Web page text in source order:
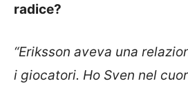
radice?
“Eriksson aveva una
i giocatori. Ho Sven nel